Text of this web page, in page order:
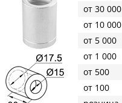
от 30 000
от 10 000
от 5 000
от 1 000
от 500
от 100